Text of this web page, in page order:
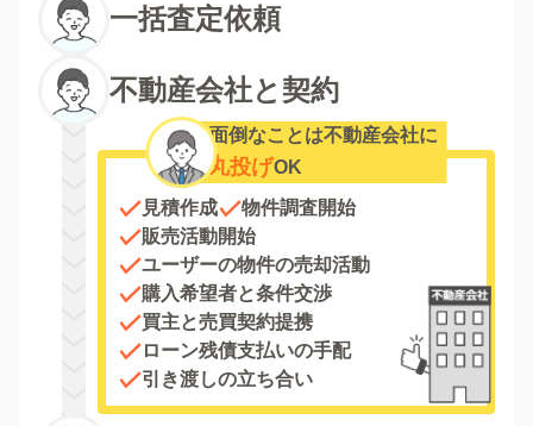
一括査定依頼
不動産会社と契約
面倒なことは不動産会社に
丸投げOK
見積作成
物件調査開始
販売活動開始
ユーザーの物件の売却活動
購入希望者と条件交渉
買主と売買契約提携
ローン残債支払いの手配
引き渡しの立ち合い